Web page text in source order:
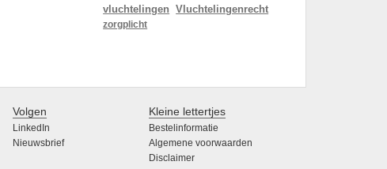
vluchtelingen
Vluchtelingenrecht
zorgplicht
Volgen
LinkedIn
Nieuwsbrief
Kleine lettertjes
Bestelinformatie
Algemene voorwaarden
Disclaimer